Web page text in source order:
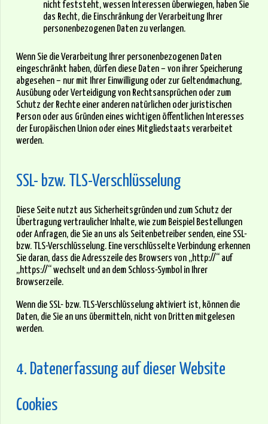
nicht feststeht, wessen Interessen überwiegen, haben Sie
das Recht, die Einschränkung der Verarbeitung Ihrer
personenbezogenen Daten zu verlangen.
Wenn Sie die Verarbeitung Ihrer personenbezogenen Daten
eingeschränkt haben, dürfen diese Daten – von ihrer Speicherung
abgesehen – nur mit Ihrer Einwilligung oder zur Geltendmachung,
Ausübung oder Verteidigung von Rechtsansprüchen oder zum
Schutz der Rechte einer anderen natürlichen oder juristischen
Person oder aus Gründen eines wichtigen öffentlichen Interesses
der Europäischen Union oder eines Mitgliedstaats verarbeitet
werden.
SSL- bzw. TLS-Verschlüsselung
Diese Seite nutzt aus Sicherheitsgründen und zum Schutz der
Übertragung vertraulicher Inhalte, wie zum Beispiel Bestellungen
oder Anfragen, die Sie an uns als Seitenbetreiber senden, eine SSL-
bzw. TLS-Verschlüsselung. Eine verschlüsselte Verbindung erkennen
Sie daran, dass die Adresszeile des Browsers von „http://“ auf
„https://“ wechselt und an dem Schloss-Symbol in Ihrer
Browserzeile.
Wenn die SSL- bzw. TLS-Verschlüsselung aktiviert ist, können die
Daten, die Sie an uns übermitteln, nicht von Dritten mitgelesen
werden.
4. Datenerfassung auf dieser Website
Cookies